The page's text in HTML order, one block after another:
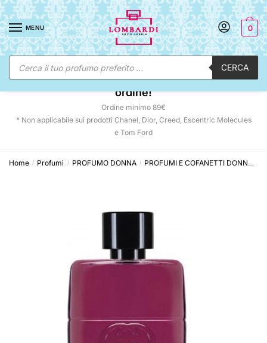
Skip
to
navigation
Skip
to
content
MENU
Ricerca
prodotti CERCA
0
☀️ SUNNY DAYS:-12% automatico sul tuo
ordine!
Ordine minimo 89€
* Non applicabile sui prodotti Chanel, Dior, Creed, Escentric Molecules
e Tom Ford
Home / Profumi / PROFUMO DONNA / PROFUMI E COFANETTI DONNA